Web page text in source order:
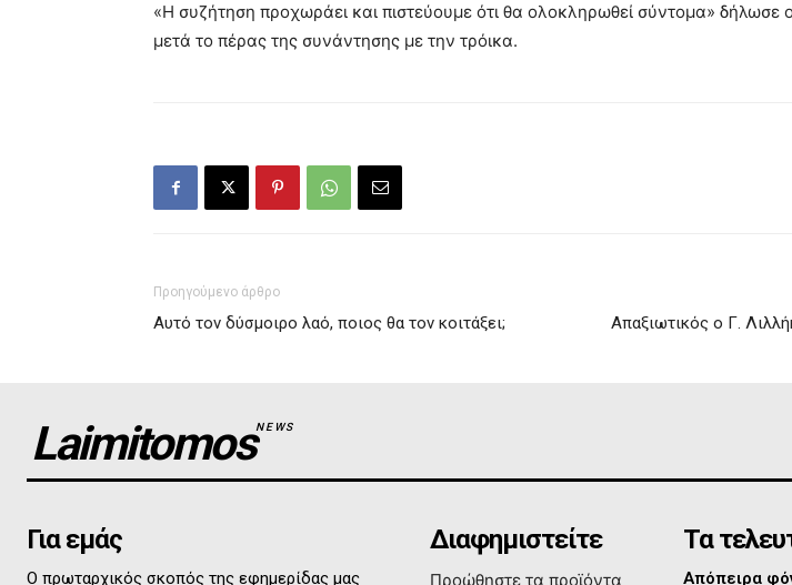
«Η συζήτηση προχωράει και πιστεύουμε ότι θα ολοκληρωθεί σύντομα» δήλωσε
μετά το πέρας της συνάντησης με την τρόικα.
Προηγούμενο άρθρο
Αυτό τον δύσμοιρο λαό, ποιος θα τον κοιτάξει; Απαξιωτικός ο Γ.
LaimitomosNEWS
Για εμάς
Ο πρωταρχικός σκοπός της εφημερίδας μας
Διαφημιστείτε
Προώθηστε τα προϊόντα
Τα
Απόπειρα